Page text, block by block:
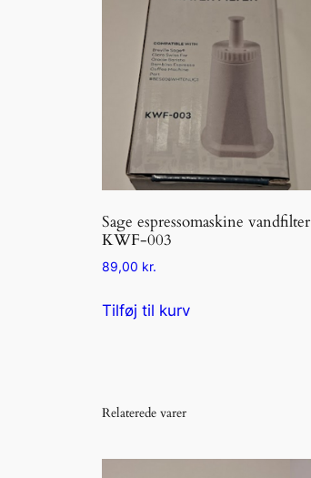
Sage espressomaskine vandfilter
KWF-003
89,00 kr.
Tilføj til kurv
Relaterede varer